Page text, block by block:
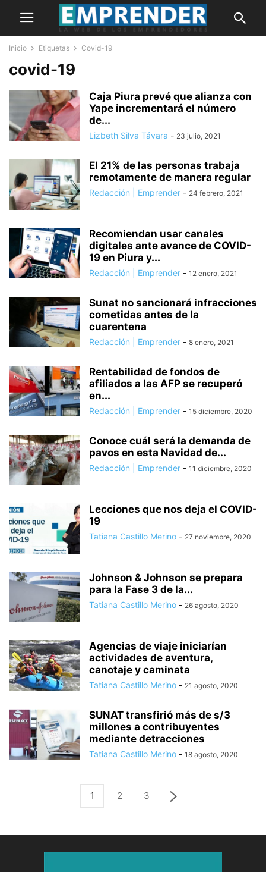
Inicio Etiquetas Covid-19
covid-19
Caja Piura prevé que alianza con
Yape incrementará el número
de...
Lizbeth Silva Távara - 23 julio, 2021
El 21% de las personas trabaja
remotamente de manera regular
Redacción | Emprender - 24 febrero, 2021
Recomiendan usar canales
digitales ante avance de COVID-
19 en Piura y...
Redacción | Emprender - 12 enero, 2021
Sunat no sancionará infracciones
cometidas antes de la
cuarentena
Redacción | Emprender - 8 enero, 2021
Rentabilidad de fondos de
afiliados a las AFP se recuperó
en...
Redacción | Emprender - 15 diciembre, 2020
Conoce cuál será la demanda de
pavos en esta Navidad de...
Redacción | Emprender - 11 diciembre, 2020
Lecciones que nos deja el COVID-
19
Tatiana Castillo Merino - 27 noviembre, 2020
Johnson & Johnson se prepara
para la Fase 3 de la...
Tatiana Castillo Merino - 26 agosto, 2020
Agencias de viaje iniciarían
actividades de aventura,
canotaje y caminata
Tatiana Castillo Merino - 21 agosto, 2020
SUNAT transfirió más de s/3
millones a contribuyentes
mediante detracciones
Tatiana Castillo Merino - 18 agosto, 2020
1 2 3